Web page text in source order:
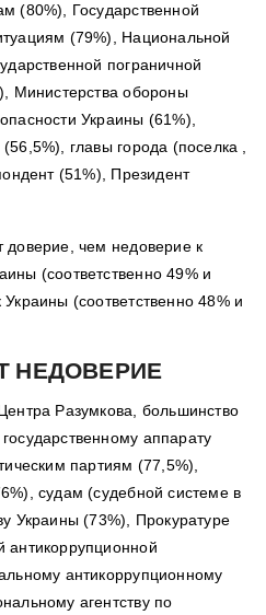
(80%), Государственной
(79%), Национальной
пограничной
Министерства обороны
Украины (61%),
главы города (поселка ,
(51%), Президент
чем недоверие к
(соответственно 49% и
(соответственно 48% и
НЕДОВЕРИЕ
Разумкова, большинство
аппарату
партиям (77,5%),
судам (судебной системе в
Украины (73%), Прокуратуре
антикоррупционной
антикоррупционному
агентству по